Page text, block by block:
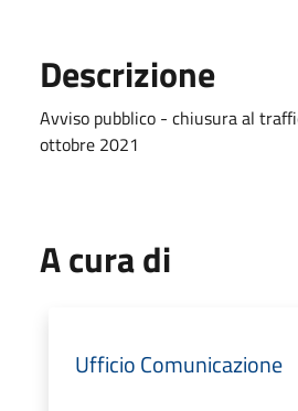
Descrizione
Avviso pubblico - chiusura al
ottobre 2021
A cura di
Ufficio Comunicazione